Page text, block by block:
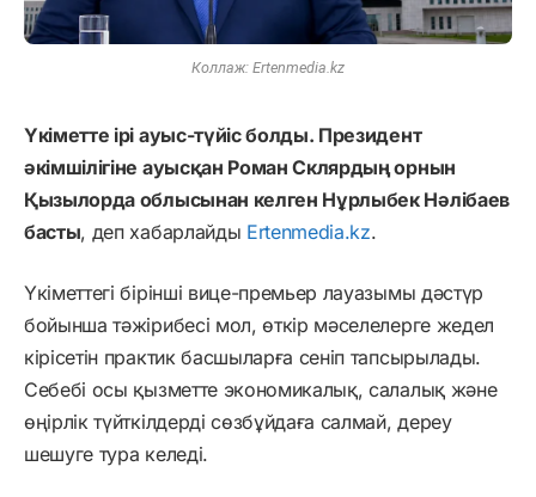
Коллаж: Ertenmedia.kz
Үкіметте ірі ауыс-түйіс болды. Президент
әкімшілігіне ауысқан Роман Склярдың орнын
Қызылорда облысынан келген Нұрлыбек Нәлібаев
басты, деп хабарлайды Ertenmedia.kz.
Үкіметтегі бірінші вице-премьер лауазымы дәстүр
бойынша тәжірибесі мол, өткір мәселелерге жедел
кірісетін практик басшыларға сеніп тапсырылады.
Себебі осы қызметте экономикалық, салалық және
өңірлік түйткілдерді сөзбұйдаға салмай, дереу
шешуге тура келеді.